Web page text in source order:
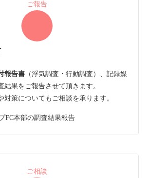
ご報告
報告書 （浮気調査・行動調査）、記録媒
結果をご報告させて頂きます。
対策についてもご相談を承ります。
ご相談